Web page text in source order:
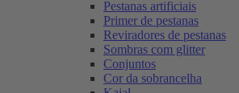
Pestanas artificiais
Primer de pestanas
Reviradores de pestanas
Sombras com glitter
Conjuntos
Cor da sobrancelha